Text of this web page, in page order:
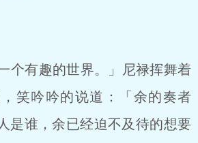
个有趣的世界。」尼禄挥舞着
笑吟吟的说道：「余的奏者
是谁，余已经迫不及待的想要